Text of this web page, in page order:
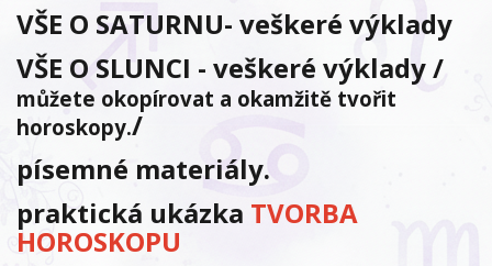
VŠE O SATURNU- veškeré výklady
VŠE O SLUNCI - veškeré výklady /
můžete okopírovat a okamžitě tvořit
horoskopy./
písemné materiály.
praktická ukázka TVORBA
HOROSKOPU